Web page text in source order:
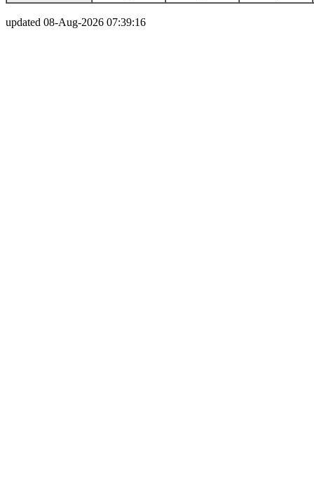
updated 08-Aug-2026 07:39:16